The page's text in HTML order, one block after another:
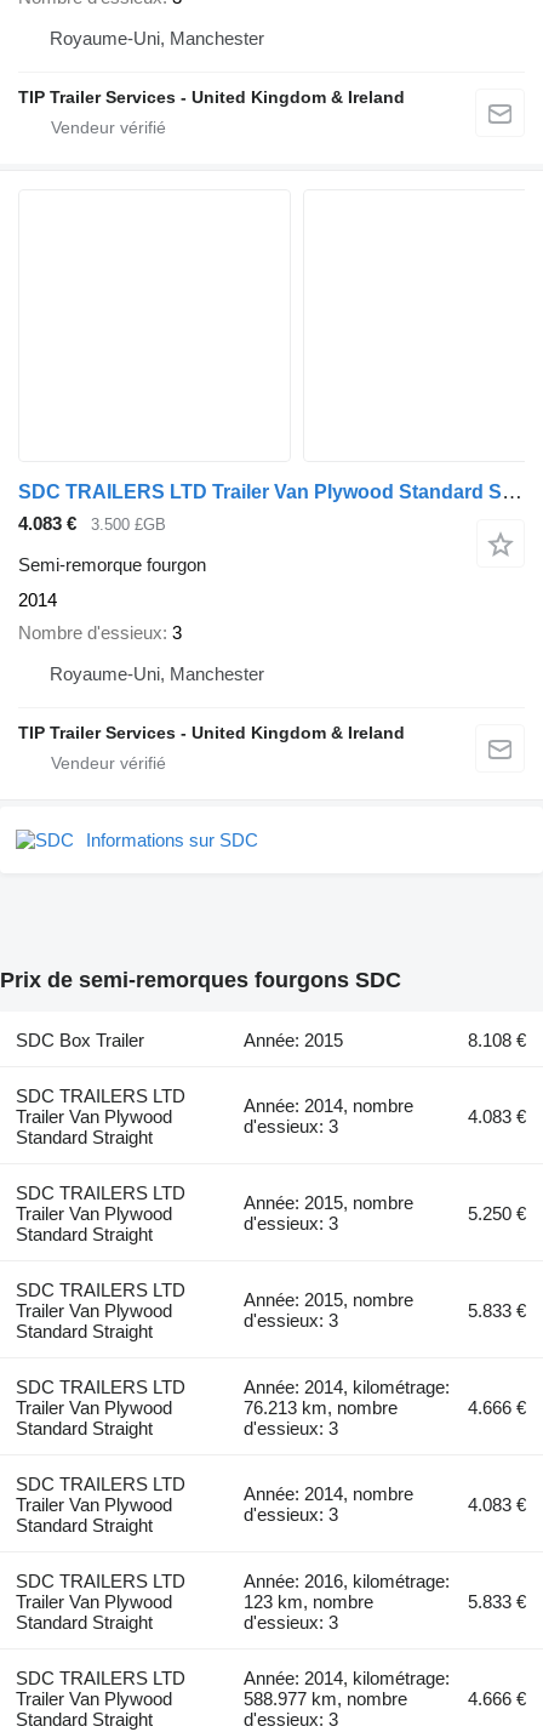
Royaume-Uni, Manchester
TIP Trailer Services - United Kingdom & Ireland
SDC TRAILERS LTD Trailer Van Plywood Standard Straight
4.083 € 3.500 £GB
Semi-remorque fourgon
2014
Nombre d'essieux 3
Royaume-Uni, Manchester
TIP Trailer Services - United Kingdom & Ireland
Informations sur SDC
Prix de semi-remorques fourgons SDC
SDC Box Trailer Année: 2015 8.108 €
SDC TRAILERS LTD
Trailer Van Plywood
Standard Straight
Année: 2014, nombre
d'essieux: 3
4.083 €
SDC TRAILERS LTD
Trailer Van Plywood
Standard Straight
Année: 2015, nombre
d'essieux: 3
5.250 €
SDC TRAILERS LTD
Trailer Van Plywood
Standard Straight
Année: 2015, nombre
d'essieux: 3
5.833 €
SDC TRAILERS LTD
Trailer Van Plywood
Standard Straight
Année: 2014, kilométrage:
76.213 km, nombre
d'essieux: 3
4.666 €
SDC TRAILERS LTD
Trailer Van Plywood
Standard Straight
Année: 2014, nombre
d'essieux: 3
4.083 €
SDC TRAILERS LTD
Trailer Van Plywood
Standard Straight
Année: 2016, kilométrage:
123 km, nombre
d'essieux: 3
5.833 €
SDC TRAILERS LTD
Trailer Van Plywood
Standard Straight
Année: 2014, kilométrage:
588.977 km, nombre
d'essieux: 3
4.666 €